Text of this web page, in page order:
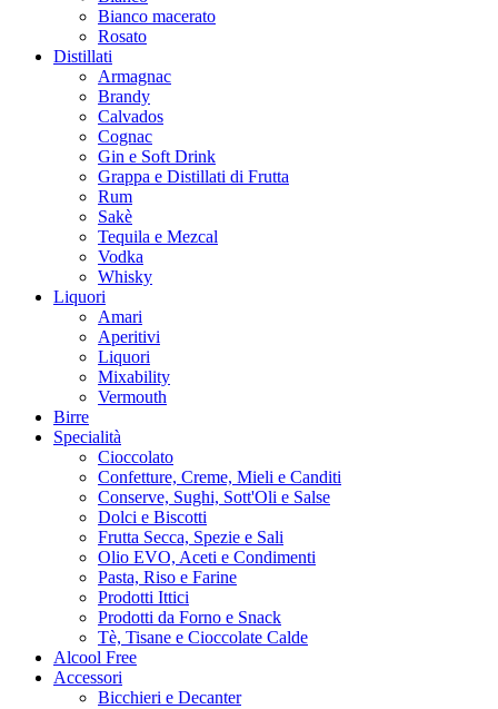
Bianco macerato
Rosato
Distillati
Armagnac
Brandy
Calvados
Cognac
Gin e Soft Drink
Grappa e Distillati di Frutta
Rum
Sakè
Tequila e Mezcal
Vodka
Whisky
Liquori
Amari
Aperitivi
Liquori
Mixability
Vermouth
Birre
Specialità
Cioccolato
Confetture, Creme, Mieli e Canditi
Conserve, Sughi, Sott'Oli e Salse
Dolci e Biscotti
Frutta Secca, Spezie e Sali
Olio EVO, Aceti e Condimenti
Pasta, Riso e Farine
Prodotti Ittici
Prodotti da Forno e Snack
Tè, Tisane e Cioccolate Calde
Alcool Free
Accessori
Bicchieri e Decanter